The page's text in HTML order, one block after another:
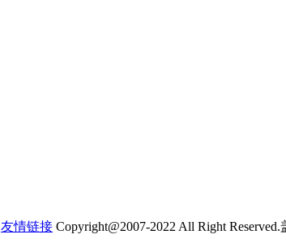
友情链接 Copyright@2007-2022 All Right